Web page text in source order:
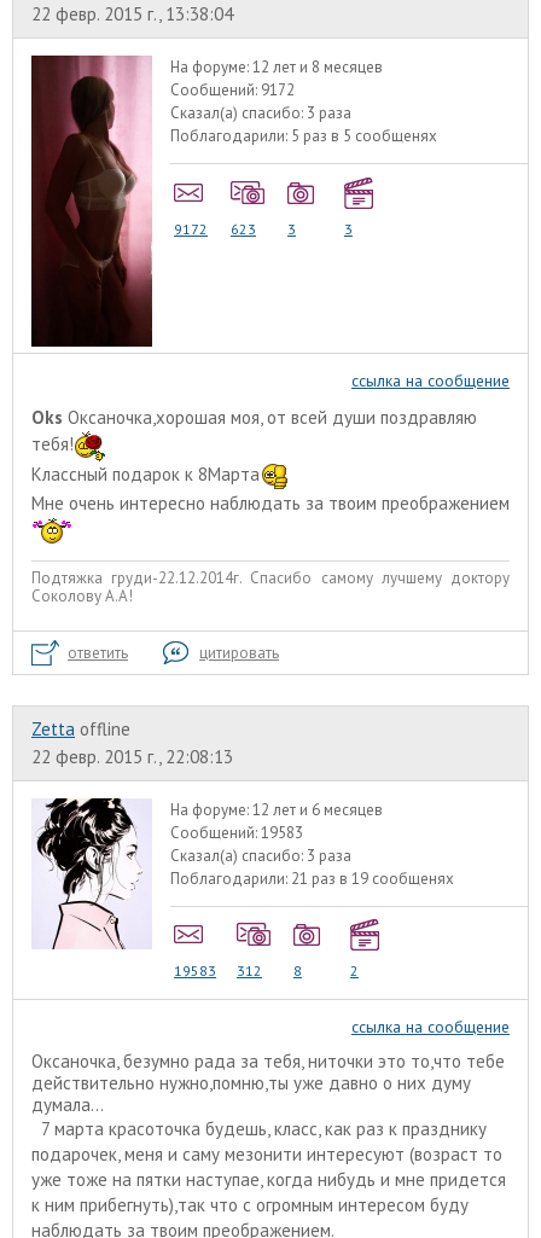
22 февр. 2015 г., 13:38:04
На форуме:12 лет и 8 месяцев
Сообщений: 9172
Сказал(а) спасибо: 3 раза
Поблагодарили: 5 раз в 5 сообщенях
9172 623 3 3
ссылка на сообщение
Oks Оксаночка,хорошая моя, от всей души поздравляю
тебя!
Классный подарок к 8Марта
Мне очень интересно наблюдать за твоим преображением
Подтяжка груди-22.12.2014г. Спасибо самому лучшему доктору
Соколову А.А!
ответить цитировать
Zetta offline
22 февр. 2015 г., 22:08:13
На форуме:12 лет и 6 месяцев
Сообщений:19583
Сказал(а) спасибо: 3 раза
Поблагодарили: 21 раз в 19 сообщенях
19583 312 8 2
ссылка на сообщение
Оксаночка, безумно рада за тебя, ниточки это то,что тебе
действительно нужно,помню,ты уже давно о них думу
думала...
7 марта красоточка будешь, класс, как раз к празднику
подарочек, меня и саму мезонити интересуют (возраст то
уже тоже на пятки наступае, когда нибудь и мне придется
к ним прибегнуть),так что с огромным интересом буду
наблюдать за твоим преображением.